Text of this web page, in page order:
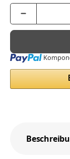
Loading...